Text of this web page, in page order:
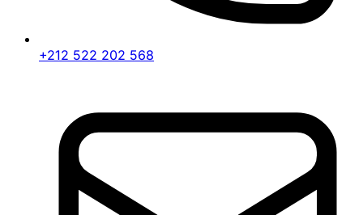
+212 522 202 568